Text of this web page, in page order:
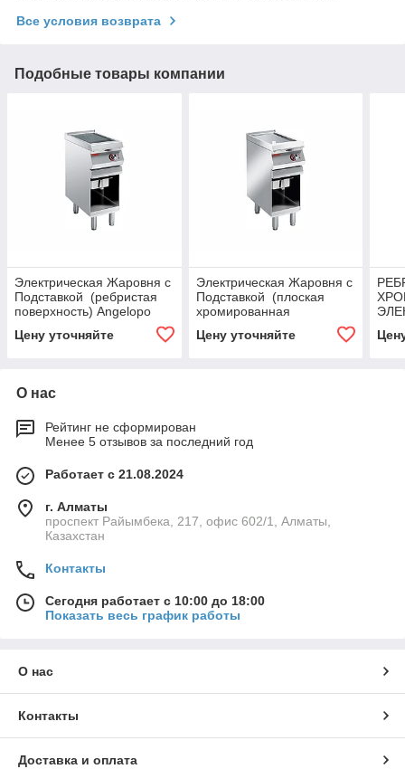
Все условия возврата
Подобные товары компании
Электрическая Жаровня с
Подставкой (ребристая
поверхность) Angelopo
Цену уточняйте
Электрическая Жаровня с
Подставкой (плоская
хромированная
Цену уточняйте
О нас
Рейтинг не сформирован
Менее 5 отзывов за последний год
Работает с 21.08.2024
г. Алматы
проспект Райымбека, 217, офис 602/1, Алматы,
Казахстан
Контакты
Сегодня работает с 10:00 до 18:00
Показать весь график работы
О нас
Контакты
Доставка и оплата